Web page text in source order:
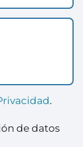
.
de datos